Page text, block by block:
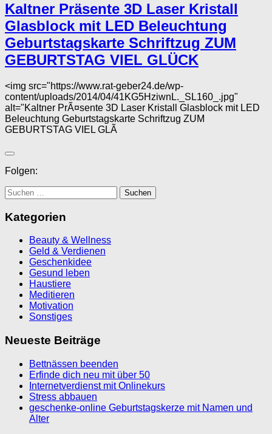
Kaltner Präsente 3D Laser Kristall
Glasblock mit LED Beleuchtung
Geburtstagskarte Schriftzug ZUM
GEBURTSTAG VIEL GLÜCK
<img src="https://www.rat-geber24.de/wp-
content/uploads/2014/04/41KG5HziwnL._SL160_.jpg"
alt="Kaltner PrÃ¤sente 3D Laser Kristall Glasblock mit LED
Beleuchtung Geburtstagskarte Schriftzug ZUM
GEBURTSTAG VIEL GLÃ
Folgen:
Suchen
nach:
Kategorien
Beauty & Wellness
Geld & Verdienen
Geschenkidee
Gesund leben
Haustiere
Meditieren
Motivation
Sonstiges
Neueste Beiträge
Bettnässen beenden
Erfinde dich neu mit über 50
Internetverdienst mit Onlinekurs
Stress abbauen
geschenke-online Geburtstagskerze mit Namen und
Alter